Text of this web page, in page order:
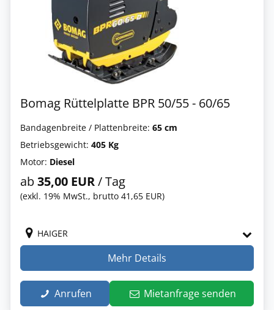
Bomag Rüttelplatte BPR 50/55 - 60/65
Bandagenbreite / Plattenbreite: 65 cm
Betriebsgewicht: 405 Kg
Motor: Diesel
ab35,00 EUR/ Tag
(exkl. 19% MwSt., brutto 41,65 EUR)
HAIGER
Mehr Details
Anrufen Mietanfrage senden